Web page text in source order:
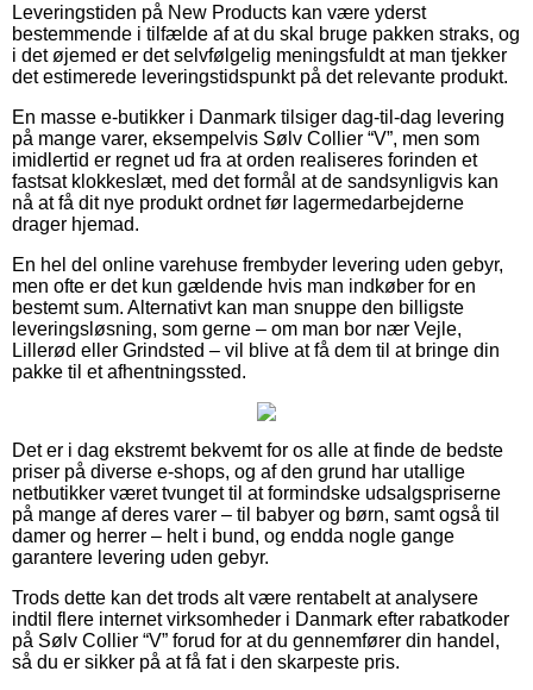
Leveringstiden på New Products kan være yderst
bestemmende i tilfælde af at du skal bruge pakken straks, og
i det øjemed er det selvfølgelig meningsfuldt at man tjekker
det estimerede leveringstidspunkt på det relevante produkt.
En masse e-butikker i Danmark tilsiger dag-til-dag levering
på mange varer, eksempelvis Sølv Collier “V”, men som
imidlertid er regnet ud fra at orden realiseres forinden et
fastsat klokkeslæt, med det formål at de sandsynligvis kan
nå at få dit nye produkt ordnet før lagermedarbejderne
drager hjemad.
En hel del online varehuse frembyder levering uden gebyr,
men ofte er det kun gældende hvis man indkøber for en
bestemt sum. Alternativt kan man snuppe den billigste
leveringsløsning, som gerne – om man bor nær Vejle,
Lillerød eller Grindsted – vil blive at få dem til at bringe din
pakke til et afhentningssted.
Det er i dag ekstremt bekvemt for os alle at finde de bedste
priser på diverse e-shops, og af den grund har utallige
netbutikker været tvunget til at formindske udsalgspriserne
på mange af deres varer – til babyer og børn, samt også til
damer og herrer – helt i bund, og endda nogle gange
garantere levering uden gebyr.
Trods dette kan det trods alt være rentabelt at analysere
indtil flere internet virksomheder i Danmark efter rabatkoder
på Sølv Collier “V” forud for at du gennemfører din handel,
så du er sikker på at få fat i den skarpeste pris.